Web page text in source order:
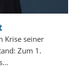
Krise seiner
Zum 1.